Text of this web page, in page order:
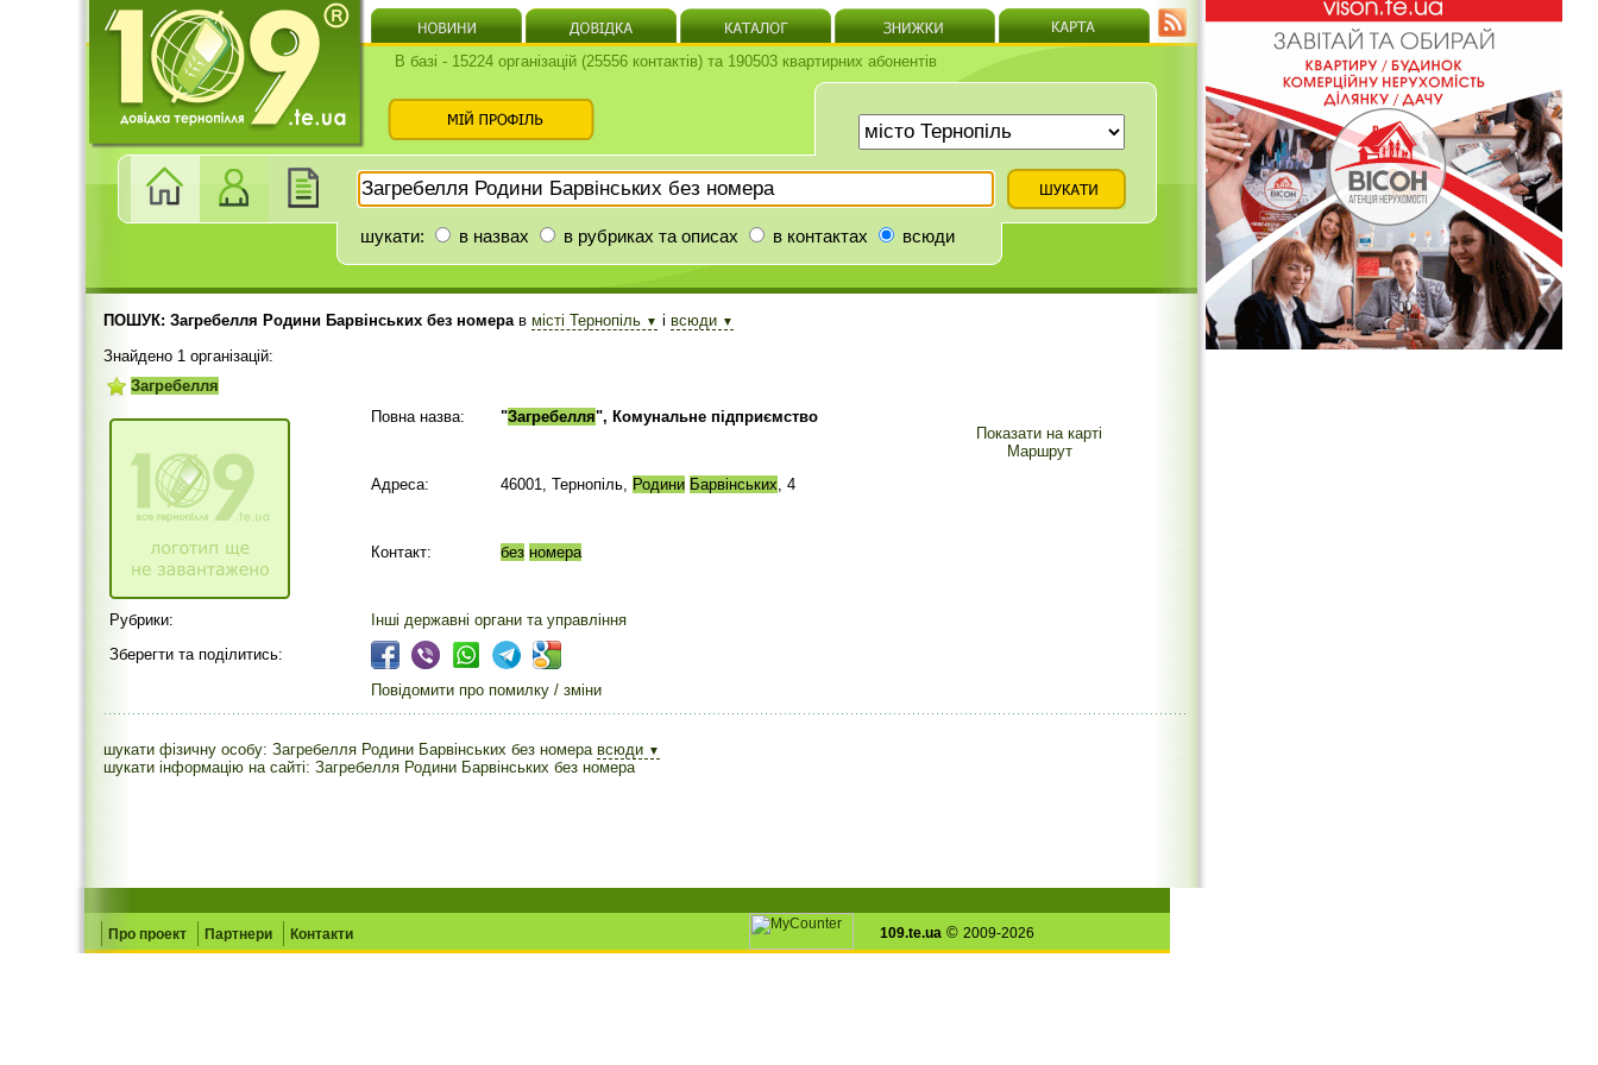
В базі - 15224 організацій (25556 контактів) та 190503 квартирних абонентів
шукати: в назвах в рубриках та описах в контактах всюди
ПОШУК: Загребелля Родини Барвінських без номерав місті Тернопіль ▼ і всюди ▼
Знайдено 1 організацій:
Загребелля
Показати на карті
Маршрут
Повна назва: "Загребелля", Комунальне підприємство
Адреса: 46001, Тернопіль, Родини Барвінських, 4
Контакт: без номера
Рубрики:
Інші державні органи та управління
Зберегти та поділитись:
Повідомити про помилку / зміни
шукати фізичну особу: Загребелля Родини Барвінських без номера всюди ▼
шукати інформацію на сайті: Загребелля Родини Барвінських без номера
Про проект Партнери Контакти 109.te.ua © 2009-2026